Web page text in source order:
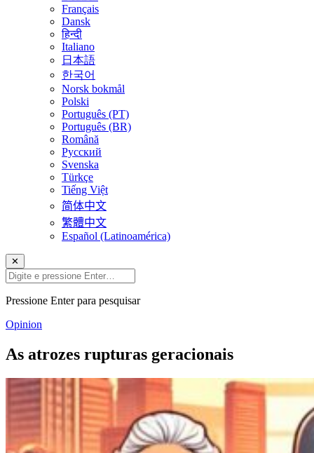
Français
Dansk
हिन्दी
Italiano
日本語
한국어
Norsk bokmål
Polski
Português (PT)
Português (BR)
Română
Русский
Svenska
Türkçe
Tiếng Việt
简体中文
繁體中文
Español (Latinoamérica)
✕
Pressione Enter para pesquisar
Opinion
As atrozes rupturas geracionais